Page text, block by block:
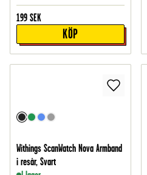
199 SEK
KÖP
Withings ScanWatch Nova Armband
i resår, Svart